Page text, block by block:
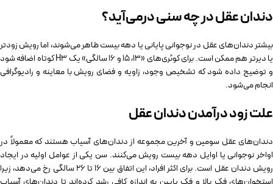
دندان عقل در چه سنی درمی‌آید؟
بیشتر دندان‌های عقل در نوجوانی پایانی یا دهه بیست ظاهر می‌شوند، اما رویش زودتر
یا دیرتر هم ممکن است. برای کوئری‌های «۱۳، ۱۵ و ۱۶ سالگی» یک H3 کوتاه اضافه شود
و توضیح داده شود که تشخیص وجود، زاویه و فضای رویش با معاینه و رادیوگرافی
انجام می‌شود.
علت زود درآمدن دندان عقل
دندان‌های عقل سومین و آخرین مجموعه از دندان‌های آسیاب هستند که معمولاً در
اواخر نوجوانی یا اوایل دهه بیست رویش می‌کنند. سن یکی از عوامل اولیه در ایجاد
رویش دندان عقل است. برای اکثر افراد، این اتفاق بین 16 تا 26 سالگی رخ می‌دهد، زیرا